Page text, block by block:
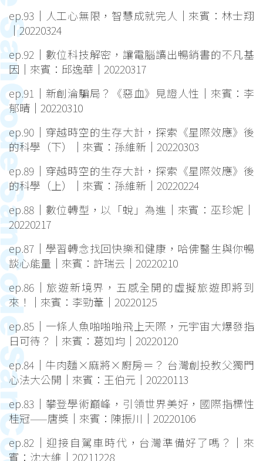
ep.93｜人工心無限，智慧成就完人｜來賓：林士翔
｜20220324
ep.92｜數位科技解密，讓電腦讀出暢銷書的不凡基
因｜來賓：邱逸華｜20220317
ep.91｜新創淪騙局？《惡血》見證人性｜來賓：李
郁晴｜20220310
ep.90｜穿越時空的生存大計，探索《星際效應》後
的科學（下）｜來賓：孫維新｜20220303
ep.89｜穿越時空的生存大計，探索《星際效應》後
的科學（上）｜來賓：孫維新｜20220224
ep.88｜數位轉型，以「蛻」為進｜來賓：巫珍妮｜
20220217
ep.87｜學習轉念找回快樂和健康，哈佛醫生與你暢
談心能量｜來賓：許瑞云｜20220210
ep.86｜旅遊新境界，五感全開的虛擬旅遊即將到
來！｜來賓：李勁葦｜20220125
ep.85｜一條人魚啪啪啪飛上天際，元宇宙大爆發指
日可待？｜來賓：葛如均｜20220120
ep.84｜牛肉麵×麻將×廚房＝？ 台灣創投教父獨門
心法大公開｜來賓：王伯元｜20220113
ep.83｜攀登學術巔峰，引領世界美好，國際指標性
桂冠——唐獎｜來賓：陳振川｜20220106
ep.82｜迎接自駕車時代，台灣準備好了嗎？｜來
賓：沈大維｜20211228